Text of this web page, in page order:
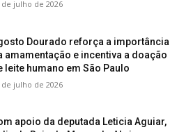
de julho de 2026
Dourado reforça a importância
amamentação e incentiva a doação
leite humano em São Paulo
de julho de 2026
apoio da deputada Leticia Aguiar,